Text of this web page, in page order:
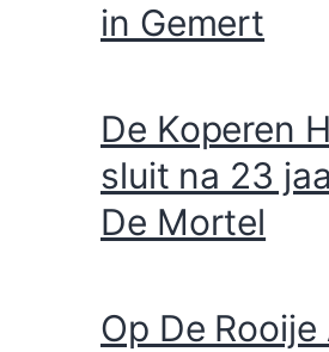
in Gemert
De Koperen
sluit na 23
De Mortel
Op De Rooije